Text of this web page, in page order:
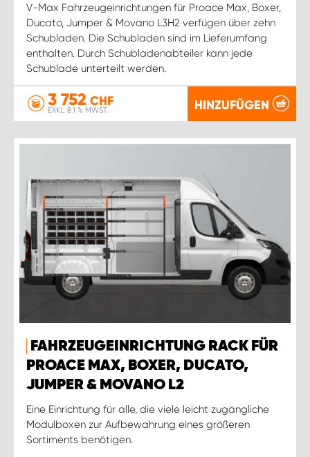
V-Max Fahrzeugeinrichtungen für Proace Max, Boxer,
Ducato, Jumper & Movano L3H2 verfügen über zehn
Schubladen. Die Schubladen sind im Lieferumfang
enthalten. Durch Schubladenabteiler kann jede
Schublade unterteilt werden.
3 752 CHF
EXKL. 8.1 % MWST. HINZUFÜGEN
FAHRZEUGEINRICHTUNG RACK FÜR
PROACE MAX, BOXER, DUCATO,
JUMPER & MOVANO L2
Eine Einrichtung für alle, die viele leicht zugängliche
Modulboxen zur Aufbewahrung eines größeren
Sortiments benötigen.